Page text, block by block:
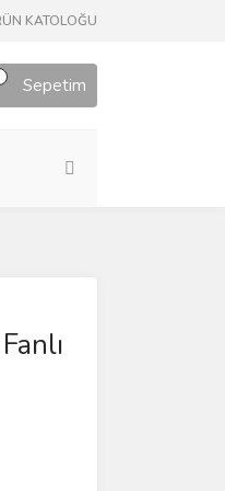
KATOLOĞU
Sepetim